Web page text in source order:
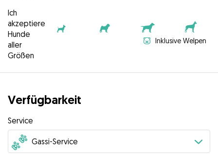
Ich
akzeptiere
Hunde
aller
Größen
Inklusive Welpen
Verfügbarkeit
Service